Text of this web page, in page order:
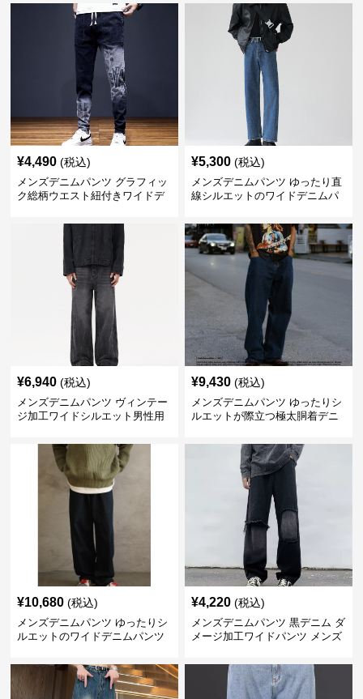
¥4,490 (税込)
メンズデニムパンツ グラフィッ
ク総柄ウエスト紐付きワイドデ
¥5,300 (税込)
メンズデニムパンツ ゆったり直
線シルエットのワイドデニムパ
¥6,940 (税込)
メンズデニムパンツ ヴィンテー
ジ加工ワイドシルエット男性用
¥9,430 (税込)
メンズデニムパンツ ゆったりシ
ルエットが際立つ極太胴着デニ
¥10,680 (税込)
メンズデニムパンツ ゆったりシ
ルエットのワイドデニムパンツ
¥4,220 (税込)
メンズデニムパンツ 黒デニム ダ
メージ加工ワイドパンツ メンズ